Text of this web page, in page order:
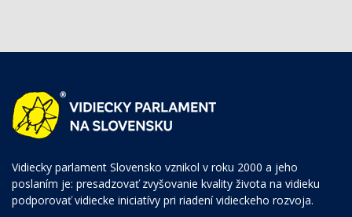
Vidiecky parlament Slovensko vznikol v roku 2000 a jeho
poslaním je: presadzovať zvyšovanie kvality života na vidieku
podporovať vidiecke iniciatívy pri riadení vidieckeho rozvoja.